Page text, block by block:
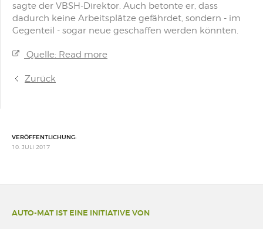
sagte der VBSH-Direktor. Auch betonte er, dass
dadurch keine Arbeitsplätze gefährdet, sondern - im
Gegenteil - sogar neue geschaffen werden könnten.
Quelle: Read more
Zurück
VERÖFFENTLICHUNG:
10. JULI 2017
AUTO-MAT IST EINE INITIATIVE VON